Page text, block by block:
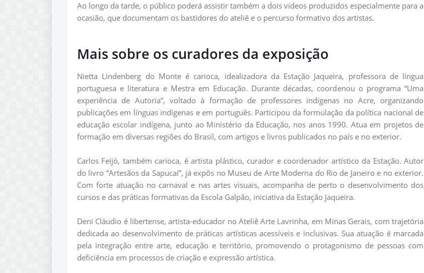
Ao longo da tarde, o público poderá assistir também a dois vídeos produzidos especialmente para a
ocasião, que documentam os bastidores do ateliê e o percurso formativo dos artistas.
Mais sobre os curadores da exposição
Nietta Lindenberg do Monte é carioca, idealizadora da Estação Jaqueira, professora de língua
portuguesa e literatura e Mestra em Educação. Durante décadas, coordenou o programa “Uma
experiência de Autoria”, voltado à formação de professores indígenas no Acre, organizando
publicações em línguas indígenas e em português. Participou da formulação da política nacional de
educação escolar indígena, junto ao Ministério da Educação, nos anos 1990. Atua em projetos de
formação em diversas regiões do Brasil, com artigos e livros publicados no país e no exterior.
Carlos Feijó, também carioca, é artista plástico, curador e coordenador artístico da Estação. Autor
do livro “Artesãos da Sapucaí”, já expôs no Museu de Arte Moderna do Rio de Janeiro e no exterior.
Com forte atuação no carnaval e nas artes visuais, acompanha de perto o desenvolvimento dos
cursos e das práticas formativas da Escola Galpão, iniciativa da Estação Jaqueira.
Deni Cláudio é libertense, artista-educador no Ateliê Arte Lavrinha, em Minas Gerais, com trajetória
dedicada ao desenvolvimento de práticas artísticas acessíveis e inclusivas. Sua atuação é marcada
pela integração entre arte, educação e território, promovendo o protagonismo de pessoas com
deficiência em processos de criação e expressão artística.